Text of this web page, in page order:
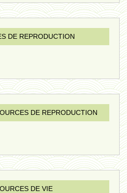
décembre
2024
DE REPRODUCTION
DE REPRODUCTION
DE VIE